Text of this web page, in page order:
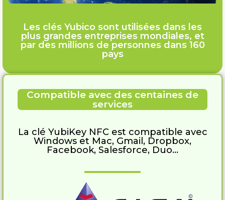
Les clés Yubico sont utilisées dans les
plus grandes entreprises mondiales, et
par des millions de personnes dans 160
pays
Compatible avec des centaines de
services
La clé YubiKey NFC est compatible avec
Windows et Mac, Gmail, Dropbox,
Facebook, Salesforce, Duo...